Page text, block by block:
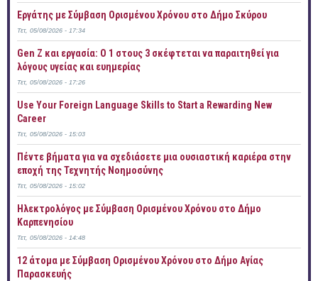
Εργάτης με Σύμβαση Ορισμένου Χρόνου στο Δήμο Σκύρου
Τετ, 05/08/2026 - 17:34
Gen Z και εργασία: Ο 1 στους 3 σκέφτεται να παραιτηθεί για
λόγους υγείας και ευημερίας
Τετ, 05/08/2026 - 17:26
Use Your Foreign Language Skills to Start a Rewarding New
Career
Τετ, 05/08/2026 - 15:03
Πέντε βήματα για να σχεδιάσετε μια ουσιαστική καριέρα στην
εποχή της Τεχνητής Νοημοσύνης
Τετ, 05/08/2026 - 15:02
Ηλεκτρολόγος με Σύμβαση Ορισμένου Χρόνου στο Δήμο
Καρπενησίου
Τετ, 05/08/2026 - 14:48
12 άτομα με Σύμβαση Ορισμένου Χρόνου στο Δήμο Αγίας
Παρασκευής